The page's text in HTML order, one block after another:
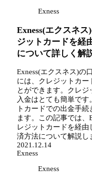
Exness
Exness(エクスネ
ジットカードを経
について詳しく解
Exness(エクスネス)の
には、クレジットカー
とができます。クレジ
入金はとても簡単です
トカードでの出金手
ます。この記事では、
レジットカードを経
済方法について解説し
2021.12.14
Exness
Exness